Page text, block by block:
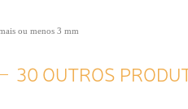
ou menos 3 mm
30 OUTROS